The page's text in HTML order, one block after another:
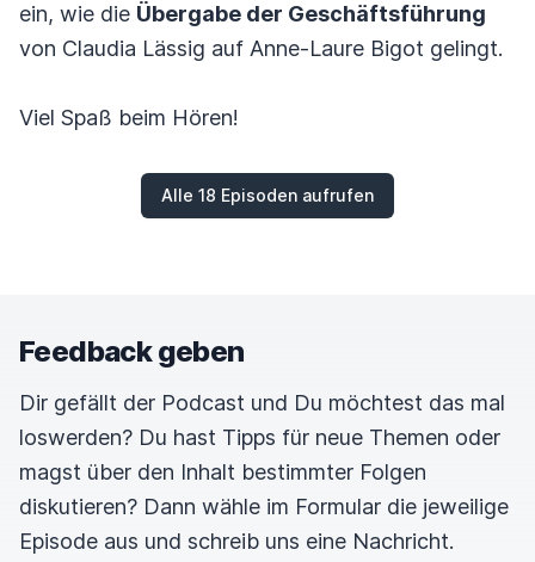
ein, wie die Übergabe der Geschäftsführung
von Claudia Lässig auf Anne-Laure Bigot gelingt.
Viel Spaß beim Hören!
Alle 18 Episoden aufrufen
Feedback geben
Dir gefällt der Podcast und Du möchtest das mal
loswerden? Du hast Tipps für neue Themen oder
magst über den Inhalt bestimmter Folgen
diskutieren? Dann wähle im Formular die jeweilige
Episode aus und schreib uns eine Nachricht.